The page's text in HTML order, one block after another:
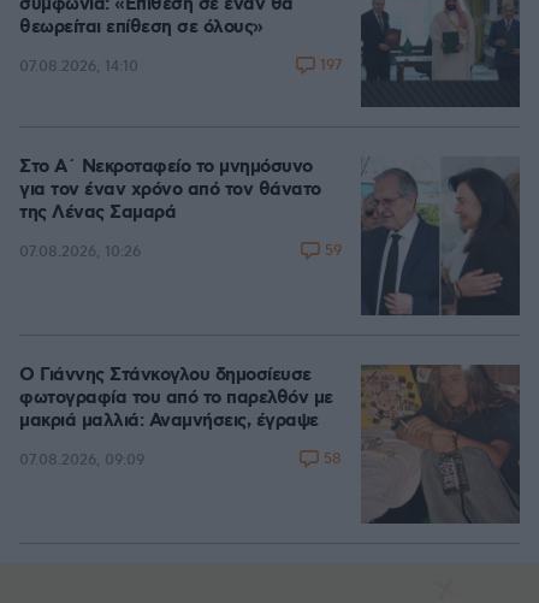
συμφωνία: «Επίθεση σε έναν θα
θεωρείται επίθεση σε όλους»
07.08.2026, 14:10 197
Στο Α΄ Νεκροταφείο το μνημόσυνο
για τον έναν χρόνο από τον θάνατο
της Λένας Σαμαρά
07.08.2026, 10:26 59
Ο Γιάννης Στάνκογλου δημοσίευσε
φωτογραφία του από το παρελθόν με
μακριά μαλλιά: Αναμνήσεις, έγραψε
07.08.2026, 09:09 58